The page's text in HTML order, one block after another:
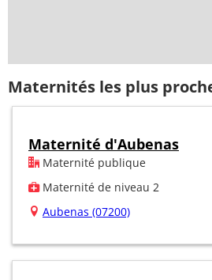
Maternités les plus
Maternité d'Aubenas
Maternité publique
Maternité de niveau 2
Aubenas (07200)